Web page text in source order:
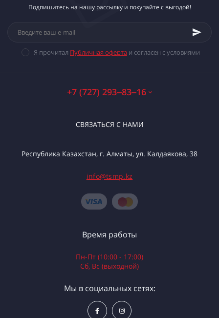
Подпишитесь на нашу рассылку и покупайте с выгодой!
Я прочитал Публичная оферта и согласен с условиями
+7 (727) 293‒83‒16
СВЯЗАТЬСЯ С НАМИ
Республика Казахстан, г. Алматы, ул. Калдаякова, 38
info@tsmp.kz
Время работы
Пн-Пт (10:00 - 17:00)
Сб, Вс (выходной)
Мы в социальных сетях: